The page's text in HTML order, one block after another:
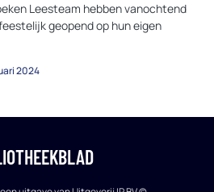
Leesteam hebben vanochtend
geopend op hun eigen
2024